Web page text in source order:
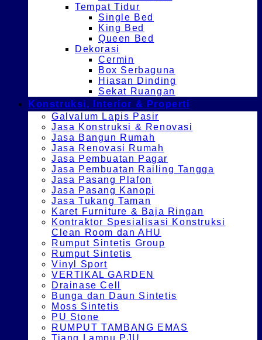
Tempat Tidur
Single Bed
King Bed
Queen Bed
Dekorasi
Cermin
Box Serbaguna
Hiasan Dinding
Sekat Ruangan
Konstruksi, Interior & Properti
Galvalum Lapis Pasir
Jasa Konstruksi & Renovasi
Jasa Bangun Rumah
Jasa Renovasi Rumah
Jasa Pembuatan Pagar
Jasa Pembuatan Railing Tangga
Jasa Pasang Plafon
Jasa Pasang Kanopi
Jasa Tukang Taman
Karet Furniture & Baja Ringan
Kontraktor Spesialisasi Konstruksi
Clean Room dan AHU
Rumput Sintetis Group
Rumput Sintetis
Vinyl Sport
VERTIKAL GARDEN
Drainase Cell
Bunga dan Daun Sintetis
Moss Sintetis
PU Stone
RUMPUT TAMBANG EMAS
Tiang Lampu PJU